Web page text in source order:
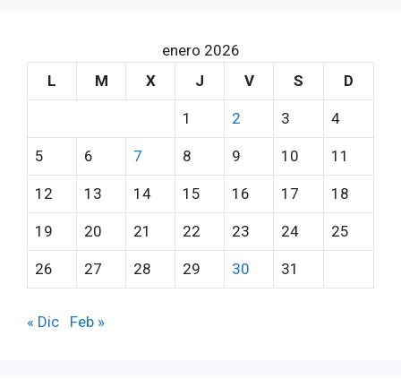
enero 2026
L
M X J V S D
1 2 3 4
5 6 7 8 9 10 11
12 13 14 15 16 17 18
19 20 21 22 23 24 25
26 27 28 29 30 31
« Dic Feb »